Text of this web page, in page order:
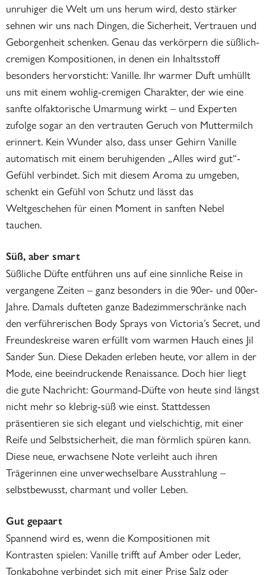
unruhiger die Welt um uns herum wird, desto stärker
sehnen wir uns nach Dingen, die Sicherheit, Vertrauen und
Geborgenheit schenken. Genau das verkörpern die süßlich-
cremigen Kompositionen, in denen ein Inhaltsstoff
besonders hervorsticht: Vanille. Ihr warmer Duft umhüllt
uns mit einem wohlig-cremigen Charakter, der wie eine
sanfte olfaktorische Umarmung wirkt – und Experten
zufolge sogar an den vertrauten Geruch von Muttermilch
erinnert. Kein Wunder also, dass unser Gehirn Vanille
automatisch mit einem beruhigenden „Alles wird gut“-
Gefühl verbindet. Sich mit diesem Aroma zu umgeben,
schenkt ein Gefühl von Schutz und lässt das
Weltgeschehen für einen Moment in sanften Nebel
tauchen.
Süß, aber smart
Süßliche Düfte entführen uns auf eine sinnliche Reise in
vergangene Zeiten – ganz besonders in die 90er- und 00er-
Jahre. Damals dufteten ganze Badezimmerschränke nach
den verführerischen Body Sprays von Victoria’s Secret, und
Freundeskreise waren erfüllt vom warmen Hauch eines Jil
Sander Sun. Diese Dekaden erleben heute, vor allem in der
Mode, eine beeindruckende Renaissance. Doch hier liegt
die gute Nachricht: Gourmand-Düfte von heute sind längst
nicht mehr so klebrig-süß wie einst. Stattdessen
präsentieren sie sich elegant und vielschichtig, mit einer
Reife und Selbstsicherheit, die man förmlich spüren kann.
Diese neue, erwachsene Note verleiht auch ihren
Trägerinnen eine unverwechselbare Ausstrahlung –
selbstbewusst, charmant und voller Leben.
Gut gepaart
Spannend wird es, wenn die Kompositionen mit
Kontrasten spielen: Vanille trifft auf Amber oder Leder,
Tonkabohne verbindet sich mit einer Prise Salz oder